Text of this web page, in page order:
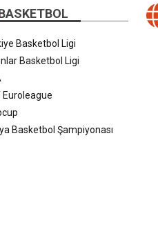
Basketbol Ligi
Basketbol Ligi
Euroleague
Basketbol Şampiyonası